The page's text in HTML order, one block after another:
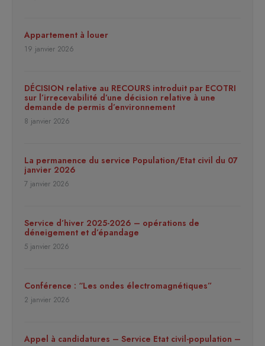
Appartement à louer
19 janvier 2026
DÉCISION relative au RECOURS introduit par ECOTRI
sur l’irrecevabilité d’une décision relative à une
demande de permis d’environnement
8 janvier 2026
La permanence du service Population/Etat civil du 07
janvier 2026
7 janvier 2026
Service d’hiver 2025-2026 – opérations de
déneigement et d’épandage
5 janvier 2026
Conférence : “Les ondes électromagnétiques”
2 janvier 2026
Appel à candidatures – Service Etat civil-population –